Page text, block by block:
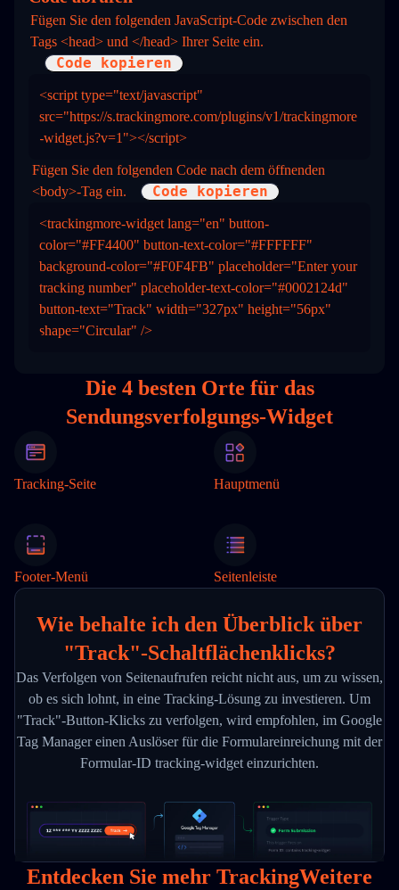
Fügen Sie den folgenden JavaScript-Code zwischen den
Tags <head> und </head> Ihrer Seite ein.
Code kopieren
<script type="text/javascript"
src="https://s.trackingmore.com/plugins/v1/trackingmore
-widget.js?v=1"></script>
Fügen Sie den folgenden Code nach dem öffnenden
<body>-Tag ein.
Code kopieren
<trackingmore-widget lang="en" button-
color="#FF4400" button-text-color="#FFFFFF"
background-color="#F0F4FB" placeholder="Enter your
tracking number" placeholder-text-color="#0002124d"
button-text="Track" width="327px" height="56px"
shape="Circular" />
Die 4 besten Orte für das
Sendungsverfolgungs-Widget
Tracking-Seite Hauptmenü
Footer-Menü Seitenleiste
Wie behalte ich den Überblick über
"Track"-Schaltflächenklicks?
Das Verfolgen von Seitenaufrufen reicht nicht aus, um zu wissen,
ob es sich lohnt, in eine Tracking-Lösung zu investieren. Um
"Track"-Button-Klicks zu verfolgen, wird empfohlen, im Google
Tag Manager einen Auslöser für die Formulareinreichung mit der
Formular-ID tracking-widget einzurichten.
Entdecken Sie mehr TrackingWeitere